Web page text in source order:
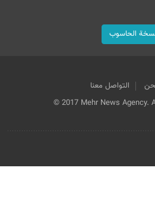
الحاسوب
التواصل معنا
© 2017 Mehr News Agency.